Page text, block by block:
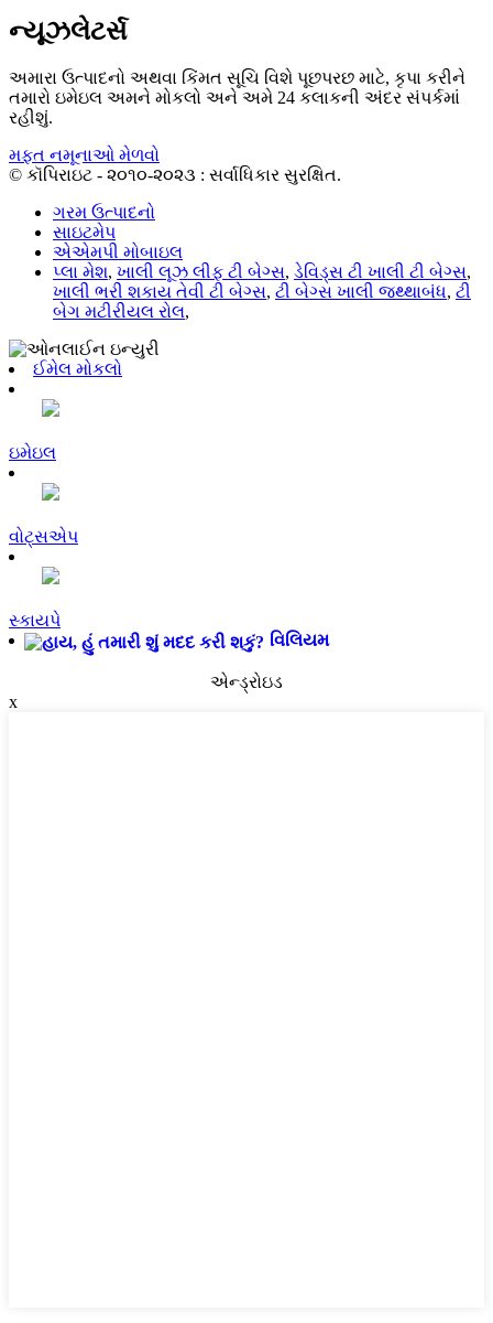
ન્યૂઝલેટર્સ
અમારા ઉત્પાદનો અથવા કિંમત સૂચિ વિશે પૂછપરછ માટે, કૃપા કરીને
તમારો ઇમેઇલ અમને મોકલો અને અમે 24 કલાકની અંદર સંપર્કમાં
રહીશું.
મફત નમૂનાઓ મેળવો
© કૉપિરાઇટ - ૨૦૧૦-૨૦૨૩ : સર્વાધિકાર સુરક્ષિત.
ગરમ ઉત્પાદનો
સાઇટમેપ
એએમપી મોબાઇલ
પ્લા મેશ, ખાલી લૂઝ લીફ ટી બેગ્સ, ડેવિડ્સ ટી ખાલી ટી બેગ્સ,
ખાલી ભરી શકાય તેવી ટી બેગ્સ, ટી બેગ્સ ખાલી જથ્થાબંધ, ટી
બેગ મટીરીયલ રોલ,
ઈમેલ મોકલો
ઇમેઇલ
વોટ્સએપ
સ્કાયપે
વિલિયમ
એન્ડ્રોઇડ
x